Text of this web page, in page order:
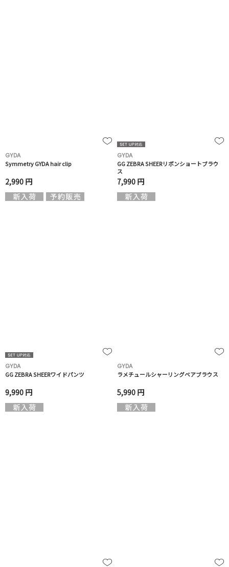
GYDA
Symmetry GYDA hair clip
2,990 円
GYDA
GG ZEBRA SHEERリボンショートブラウ
ス
7,990 円
GYDA
GG ZEBRA SHEERワイドパンツ
9,990 円
GYDA
ラメチュールシャーリングベアブラウス
5,990 円